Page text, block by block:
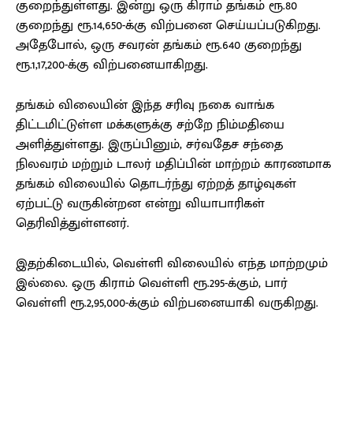
குறைந்துள்ளது. இன்று ஒரு கிராம் தங்கம் ரூ.80
குறைந்து ரூ.14,650-க்கு விற்பனை செய்யப்படுகிறது.
அதேபோல், ஒரு சவரன் தங்கம் ரூ.640 குறைந்து
ரூ.1,17,200-க்கு விற்பனையாகிறது.
தங்கம் விலையின் இந்த சரிவு நகை வாங்க
திட்டமிட்டுள்ள மக்களுக்கு சற்றே நிம்மதியை
அளித்துள்ளது. இருப்பினும், சர்வதேச சந்தை
நிலவரம் மற்றும் டாலர் மதிப்பின் மாற்றம் காரணமாக
தங்கம் விலையில் தொடர்ந்து ஏற்றத் தாழ்வுகள்
ஏற்பட்டு வருகின்றன என்று வியாபாரிகள்
தெரிவித்துள்ளனர்.
இதற்கிடையில், வெள்ளி விலையில் எந்த மாற்றமும்
இல்லை. ஒரு கிராம் வெள்ளி ரூ.295-க்கும், பார்
வெள்ளி ரூ.2,95,000-க்கும் விற்பனையாகி வருகிறது.